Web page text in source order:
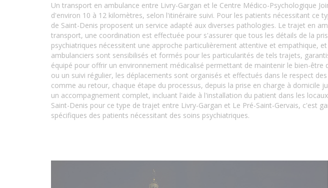
Un transport en ambulance entre Livry-Gargan et le Centre Médico-Psychologique
d'environ 10 à 12 kilomètres, selon l'itinéraire suivi. Pour les patients nécessitant
de Saint-Denis proposent un service adapté aux diverses pathologies. Le trajet en
transport, une coordination est effectuée pour s'assurer que tous les détails de la
psychiatriques nécessitent une approche particulièrement attentive et empathique,
ambulanciers sont sensibilisés et formés pour les particularités de tels trajets,
équipé pour offrir un environnement médicalisé permettant de maintenir le bien-
ou un suivi régulier, les déplacements sont organisés et effectués dans le respect
comme au retour, chaque étape du processus, depuis la prise en charge à
un accompagnement complet, incluant l'aide à l'installation du patient dans les
Saint-Denis pour ce type de trajet entre Livry-Gargan et Le Pré-Saint-Gervais, c'est
spécifiques des patients nécessitant des soins psychiatriques.